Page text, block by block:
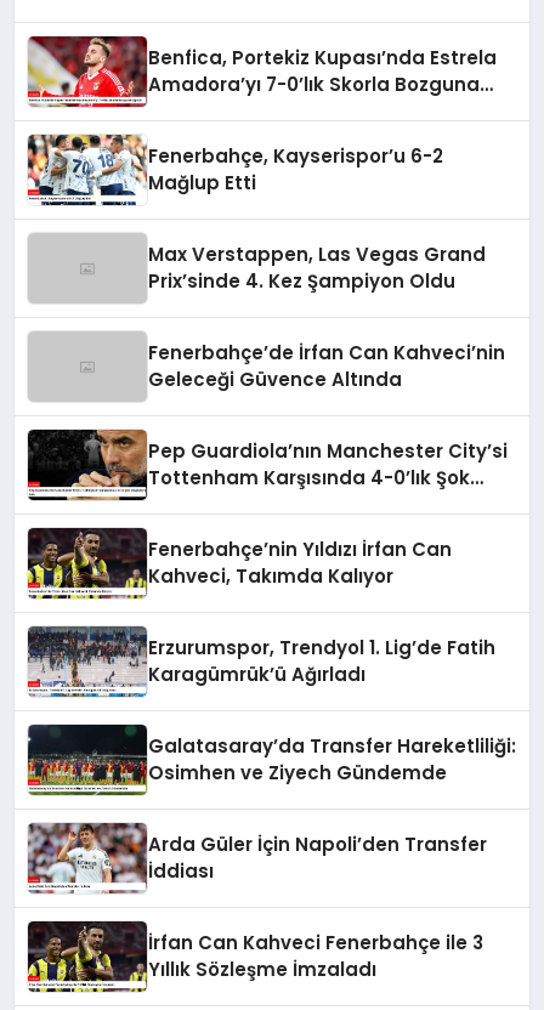
Benfica, Portekiz Kupası’nda Estrela
Amadora’yı 7-0’lık Skorla Bozguna
Fenerbahçe, Kayserispor’u 6-2
Mağlup Etti
Max Verstappen, Las Vegas Grand
Prix’sinde 4. Kez Şampiyon Oldu
Fenerbahçe’de İrfan Can Kahveci’nin
Geleceği Güvence Altında
Pep Guardiola’nın Manchester City’si
Tottenham Karşısında 4-0’lık Şok
Fenerbahçe’nin Yıldızı İrfan Can
Kahveci, Takımda Kalıyor
Erzurumspor, Trendyol 1. Lig’de Fatih
Karagümrük’ü Ağırladı
Galatasaray’da Transfer Hareketliliği:
Osimhen ve Ziyech Gündemde
Arda Güler İçin Napoli’den Transfer
İddiası
İrfan Can Kahveci Fenerbahçe ile 3
Yıllık Sözleşme İmzaladı